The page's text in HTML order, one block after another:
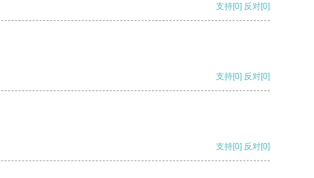
支持[0] 反对[0]
支持[0] 反对[0]
支持[0] 反对[0]